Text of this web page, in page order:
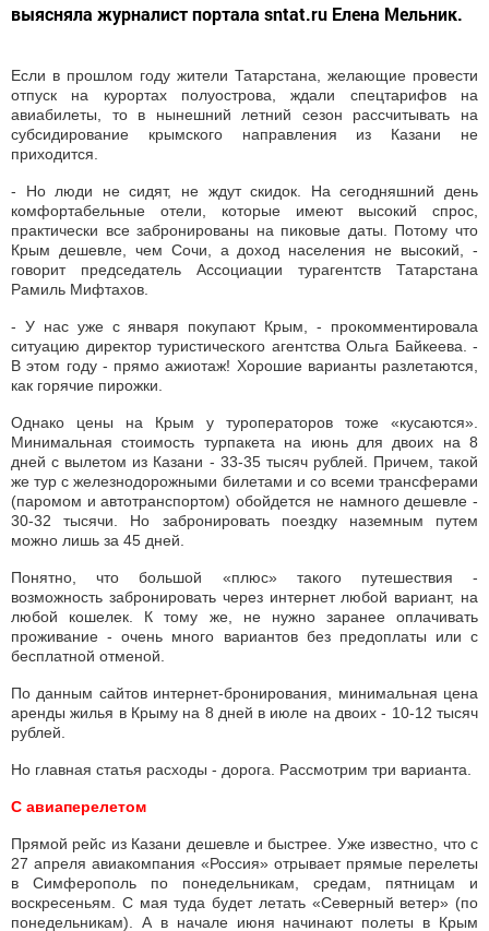
выясняла журналист портала sntat.ru Елена Мельник.
Если в прошлом году жители Татарстана, желающие провести
отпуск на курортах полуострова, ждали спецтарифов на
авиабилеты, то в нынешний летний сезон рассчитывать на
субсидирование крымского направления из Казани не
приходится.
- Но люди не сидят, не ждут скидок. На сегодняшний день
комфортабельные отели, которые имеют высокий спрос,
практически все забронированы на пиковые даты. Потому что
Крым дешевле, чем Сочи, а доход населения не высокий, -
говорит председатель Ассоциации турагентств Татарстана
Рамиль Мифтахов.
- У нас уже с января покупают Крым, - прокомментировала
ситуацию директор туристического агентства Ольга Байкеева. -
В этом году - прямо ажиотаж! Хорошие варианты разлетаются,
как горячие пирожки.
Однако цены на Крым у туроператоров тоже «кусаются».
Минимальная стоимость турпакета на июнь для двоих на 8
дней с вылетом из Казани - 33-35 тысяч рублей. Причем, такой
же тур с железнодорожными билетами и со всеми трансферами
(паромом и автотранспортом) обойдется не намного дешевле -
30-32 тысячи. Но забронировать поездку наземным путем
можно лишь за 45 дней.
Понятно, что большой «плюс» такого путешествия -
возможность забронировать через интернет любой вариант, на
любой кошелек. К тому же, не нужно заранее оплачивать
проживание - очень много вариантов без предоплаты или с
бесплатной отменой.
По данным сайтов интернет-бронирования, минимальная цена
аренды жилья в Крыму на 8 дней в июле на двоих - 10-12 тысяч
рублей.
Но главная статья расходы - дорога. Рассмотрим три варианта.
С авиаперелетом
Прямой рейс из Казани дешевле и быстрее. Уже известно, что с
27 апреля авиакомпания «Россия» отрывает прямые перелеты
в Симферополь по понедельникам, средам, пятницам и
воскресеньям. С мая туда будет летать «Северный ветер» (по
понедельникам). А в начале июня начинают полеты в Крым